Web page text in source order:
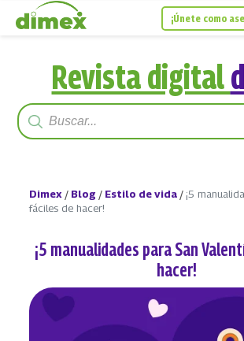
¡Únete como
Revista digital
Dimex / Blog / Estilo de vida / ¡5
fáciles de hacer!
¡5 manualidades para San
hacer!